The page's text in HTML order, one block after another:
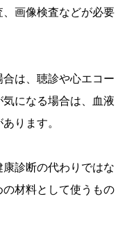
画像検査などが必要
は、聴診や心エコー
になる場合は、血液
ります。
診断の代わりではな
の材料として使うもの